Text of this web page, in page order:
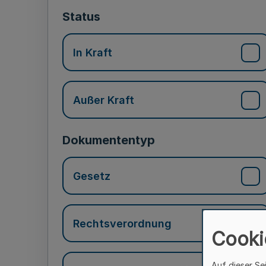
Status
In Kraft
Außer Kraft
Dokumententyp
Gesetz
Rechtsverordnung